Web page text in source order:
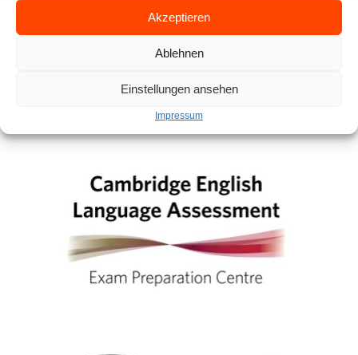
Akzeptieren
Ablehnen
Einstellungen ansehen
Impressum